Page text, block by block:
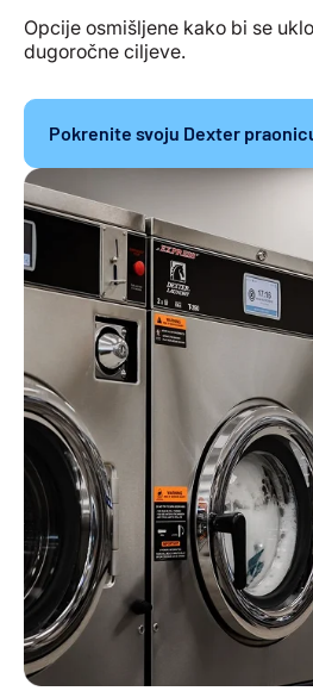
Opcije osmišljene kako bi se
dugoročne ciljeve.
Pokrenite svoju Dexter